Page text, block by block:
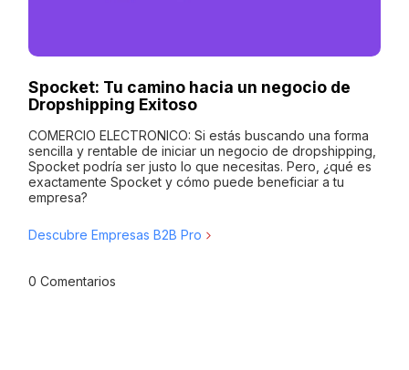
Spocket: Tu camino hacia un negocio de
Dropshipping Exitoso
COMERCIO ELECTRONICO: Si estás buscando una forma
sencilla y rentable de iniciar un negocio de dropshipping,
Spocket podría ser justo lo que necesitas. Pero, ¿qué es
exactamente Spocket y cómo puede beneficiar a tu
empresa?
Descubre Empresas B2B Pro
0 Comentarios